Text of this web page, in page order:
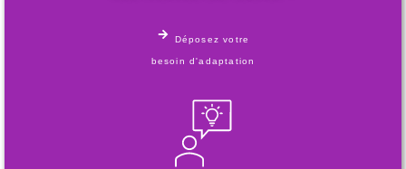
Déposez votre
besoin d'adaptation